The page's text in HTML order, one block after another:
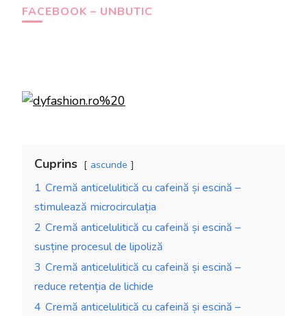
FACEBOOK – UNBUTIC
Cuprins ascunde
1 Cremă anticelulitică cu cafeină și escină –
stimulează microcirculația
2 Cremă anticelulitică cu cafeină și escină –
susține procesul de lipoliză
3 Cremă anticelulitică cu cafeină și escină –
reduce retenția de lichide
4 Cremă anticelulitică cu cafeină și escină –